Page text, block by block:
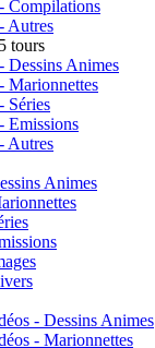
Compilations
Autres
tours
Dessins Animes
Marionnettes
Séries
Emissions
Autres
Animes
- Dessins Animes
- Marionnettes